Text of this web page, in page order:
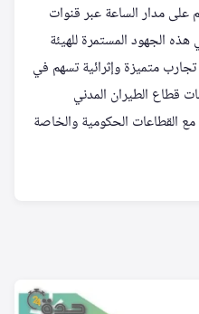
على مدار الساعة عبر قنوات
هذه الجهود المستمرة للهيئة
تجارب متميزة وإثرائية تسهم في
قطاع الطيران المدني
مع القطاعات الحكومية والخاصة